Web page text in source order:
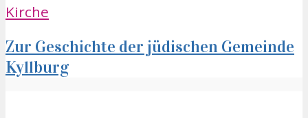
Kirche
Zur Geschichte der jüdischen Gemeinde
Kyllburg